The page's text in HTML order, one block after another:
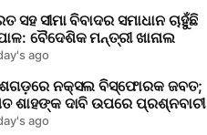
ସହ ସୀମା ବିବାଦର ସମାଧାନ ଚାହୁଁଛି
ବୈଦେଶିକ ମନ୍ତ୍ରୀ ଖାନାଲ
ago
ନକ୍ସଲ ବିସ୍ଫୋରକ ଜବତ;
ଶାହଙ୍କ ଦାବି ଉପରେ ପ୍ରଶ୍ନବାଚୀ
ago